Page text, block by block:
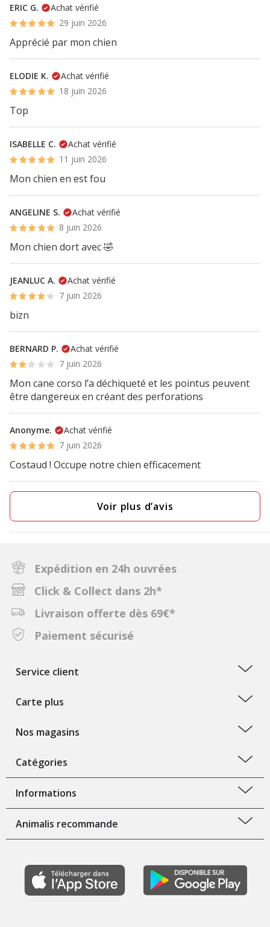
ERIC G.
Achat vérifié
29 juin 2026
Apprécié par mon chien
ELODIE K.
Achat vérifié
18 juin 2026
Top
ISABELLE C.
Achat vérifié
11 juin 2026
Mon chien en est fou
ANGELINE S.
Achat vérifié
8 juin 2026
Mon chien dort avec 🤣
JEANLUC A.
Achat vérifié
7 juin 2026
bizn
BERNARD P.
Achat vérifié
7 juin 2026
Mon cane corso l’a déchiqueté et les pointus peuvent
être dangereux en créant des perforations
Anonyme.
Achat vérifié
7 juin 2026
Costaud ! Occupe notre chien efficacement
Voir plus d’avis
Expédition en 24h ouvrées
Click & Collect dans 2h*
Livraison offerte dès 69€*
Paiement sécurisé
Service client
Carte plus
Nos magasins
Catégories
Informations
Animalis recommande